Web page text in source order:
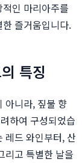
인 마리아주를
즐거움입니다.
특징
아니라, 짚불 향
하여 구성되었습
레드 와인부터, 산
리고 특별한 날을